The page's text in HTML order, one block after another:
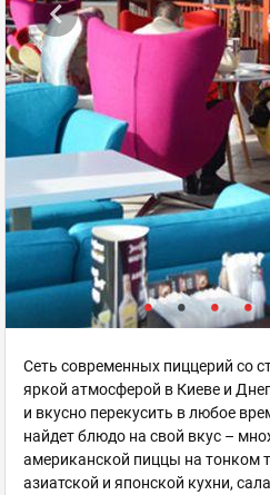
Cеть современных пиццерий со
яркой атмосферой в Киеве и
и вкусно перекусить в любое
найдет блюдо на свой вкус –
американской пиццы на тонком
азиатской и японской кухни,